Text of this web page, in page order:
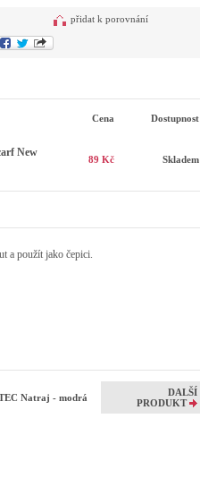
přidat k porovnání
Cena Dostupnost
New
89 Kč Skladem
a použít jako čepici.
Natraj - modrá
DALŠÍ
PRODUKT